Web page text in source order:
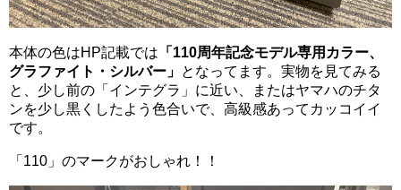
本体の色はHP記載では 「 110周年記念モデル専用カラー、
グラファイト・シルバー 」 となってます。実物を見てみる
と、少し前の「インテグラ」に近い、またはヤマハのチタ
ンを少し黒くしたよう色合いで、高級感あってカッコイイ
です。
「110」のマークがおしゃれ！！